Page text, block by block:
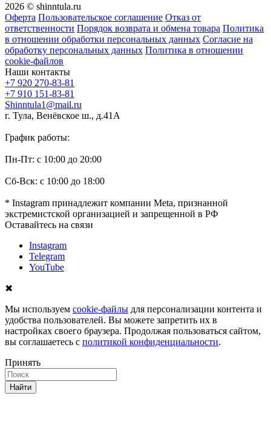
2026 © shinntula.ru
Оферта Пользовательское соглашение Отказ от
ответственности Порядок возврата и обмена товара Политика
в отношении обработки персональных данных Согласие на
обработку персональных данных Политика в отношении
cookie-файлов
Наши контакты
+7 920 270-83-81
+7 910 151-83-81
Shinntula1@mail.ru
г. Тула, Венёвское ш., д.41А
График работы:
Пн-Пт: с 10:00 до 20:00
Сб-Вск: с 10:00 до 18:00
* Instagram принадлежит компании Meta, признанной
экстремистской организацией и запрещенной в РФ
Оставайтесь на связи
Instagram
Telegram
YouTube
✖
Мы используем cookie-файлы для персонализации контента и
удобства пользователей. Вы можете запретить их в
настройках своего браузера. Продолжая пользоваться сайтом,
вы соглашаетесь с политикой конфиденциальности.
Принять
Найти